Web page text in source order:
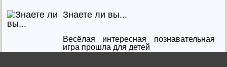
Знаете ли вы...
Весёлая интересная познавательная
игра прошла для детей